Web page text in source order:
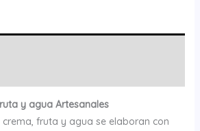
y agua Artesanales
fruta y agua se elaboran con